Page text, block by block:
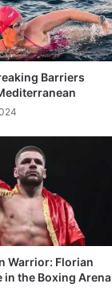
Barriers
Warrior: Florian
in the Boxing Arena